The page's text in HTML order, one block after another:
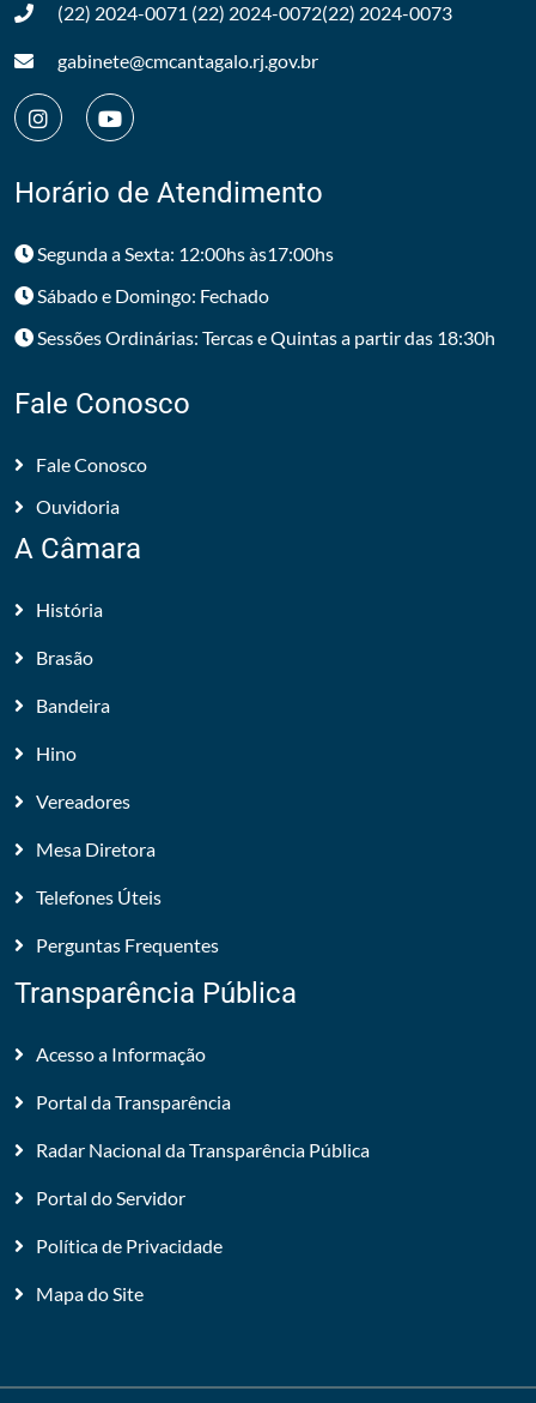
(22) 2024-0071 (22) 2024-0072(22) 2024-0073
gabinete@cmcantagalo.rj.gov.br
Horário de Atendimento
Segunda a Sexta: 12:00hs às17:00hs
Sábado e Domingo: Fechado
Sessões Ordinárias: Tercas e Quintas a partir das 18:30h
Fale Conosco
Fale Conosco
Ouvidoria
A Câmara
História
Brasão
Bandeira
Hino
Vereadores
Mesa Diretora
Telefones Úteis
Perguntas Frequentes
Transparência Pública
Acesso a Informação
Portal da Transparência
Radar Nacional da Transparência Pública
Portal do Servidor
Política de Privacidade
Mapa do Site